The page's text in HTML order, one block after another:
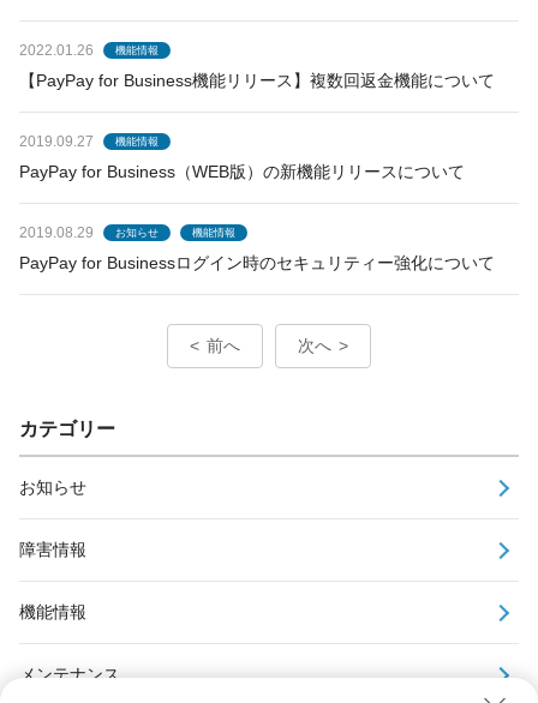
2022.01.26 機能情報
【PayPay for Business機能リリース】複数回返金機能について
2019.09.27 機能情報
PayPay for Business（WEB版）の新機能リリースについて
2019.08.29 お知らせ 機能情報
PayPay for Businessログイン時のセキュリティー強化について
前へ 次へ
カテゴリー
お知らせ
障害情報
機能情報
メンテナンス